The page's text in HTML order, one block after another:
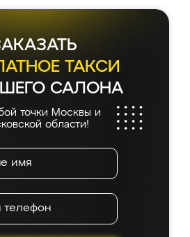
так, как и ожидала.
ТАКСИ
САЛОНА
точки Москвы и
области!